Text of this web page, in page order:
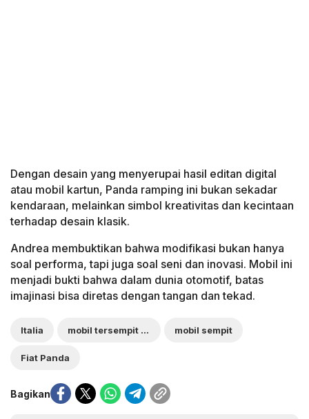
Dengan desain yang menyerupai hasil editan digital
atau mobil kartun, Panda ramping ini bukan sekadar
kendaraan, melainkan simbol kreativitas dan kecintaan
terhadap desain klasik.
Andrea membuktikan bahwa modifikasi bukan hanya
soal performa, tapi juga soal seni dan inovasi. Mobil ini
menjadi bukti bahwa dalam dunia otomotif, batas
imajinasi bisa diretas dengan tangan dan tekad.
Italia mobil tersempit di dunia mobil sempit
Fiat Panda
Bagikan